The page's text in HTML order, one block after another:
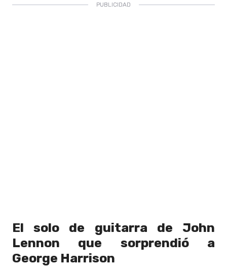
El solo de guitarra de John
Lennon que sorprendió a
George Harrison